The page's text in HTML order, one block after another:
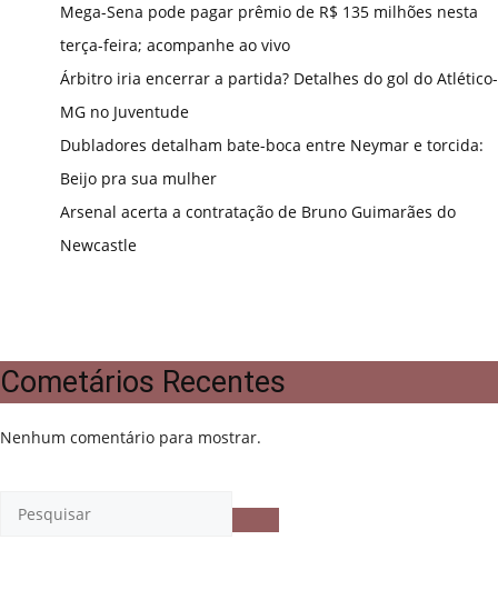
Mega-Sena pode pagar prêmio de R$ 135 milhões nesta
terça-feira; acompanhe ao vivo
Árbitro iria encerrar a partida? Detalhes do gol do Atlético-
MG no Juventude
Dubladores detalham bate-boca entre Neymar e torcida:
Beijo pra sua mulher
Arsenal acerta a contratação de Bruno Guimarães do
Newcastle
Cometários Recentes
Nenhum comentário para mostrar.